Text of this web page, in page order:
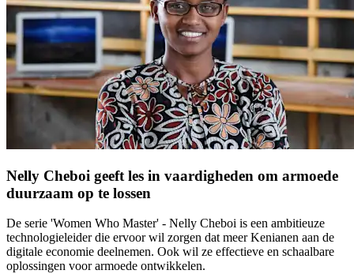
Nelly Cheboi geeft les in vaardigheden om armoede
duurzaam op te lossen
De serie 'Women Who Master' - Nelly Cheboi is een ambitieuze
technologieleider die ervoor wil zorgen dat meer Kenianen aan de
digitale economie deelnemen. Ook wil ze effectieve en schaalbare
oplossingen voor armoede ontwikkelen.